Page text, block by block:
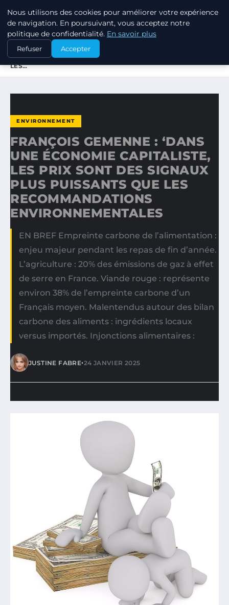
RSE ENJEUX
ACCUEIL
ENVIRONNEMENT
FRANÇOIS GEMENNE : ‘DANS UNE ÉCONOMIE CAPITALISTE,
LES…
ENVIRONNEMENT
FRANÇOIS GEMENNE : ‘DANS
UNE ÉCONOMIE CAPITALISTE,
LES PRIX SONT DES SIGNAUX
PLUS PUISSANTS QUE LES
RECOMMANDATIONS
ENVIRONNEMENTALES
EN BREF Empreinte carbone de l’alimentation :
enjeu majeur pendant les repas de fin d’année.
L’agriculture : 20% des émissions de gaz à effet
de serre en France. Viande rouge : représente
environ 38% de l’empreinte carbone d’un
Français moyen. Malentendus autour des bilan
carbone des aliments : ingrédients locaux
versus importés. Injonctions alimentaires :
JUSTINE FABRE•24 JANVIER 2025
Nous utilisons des cookies pour améliorer votre expérience
de navigation. En poursuivant, vous acceptez notre
politique de confidentialité. En savoir plus
Refuser Accepter